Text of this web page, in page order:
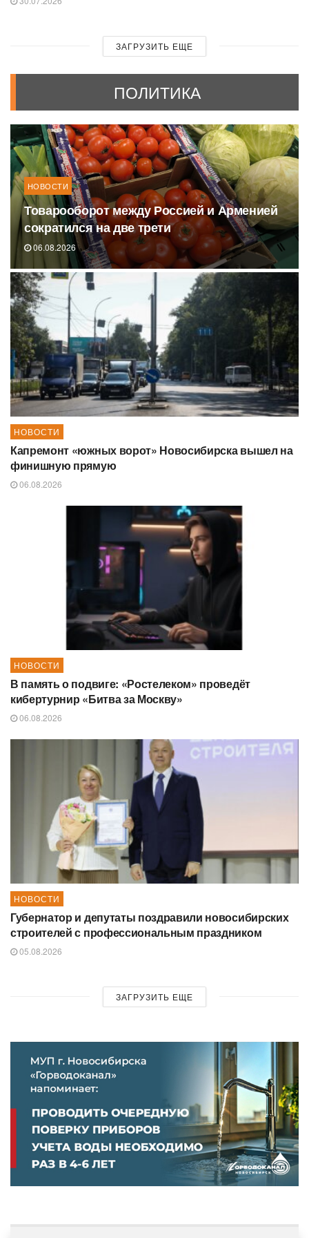
ЗАГРУЗИТЬ ЕЩЕ
ПОЛИТИКА
НОВОСТИ
Товарооборот между Россией и Арменией
сократился на две трети
06.08.2026
НОВОСТИ
Капремонт «южных ворот» Новосибирска вышел на
финишную прямую
06.08.2026
НОВОСТИ
В память о подвиге: «Ростелеком» проведёт
кибертурнир «Битва за Москву»
06.08.2026
НОВОСТИ
Губернатор и депутаты поздравили новосибирских
строителей с профессиональным праздником
05.08.2026
ЗАГРУЗИТЬ ЕЩЕ